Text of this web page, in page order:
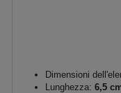
Dimensioni
Lunghezza: 6,5